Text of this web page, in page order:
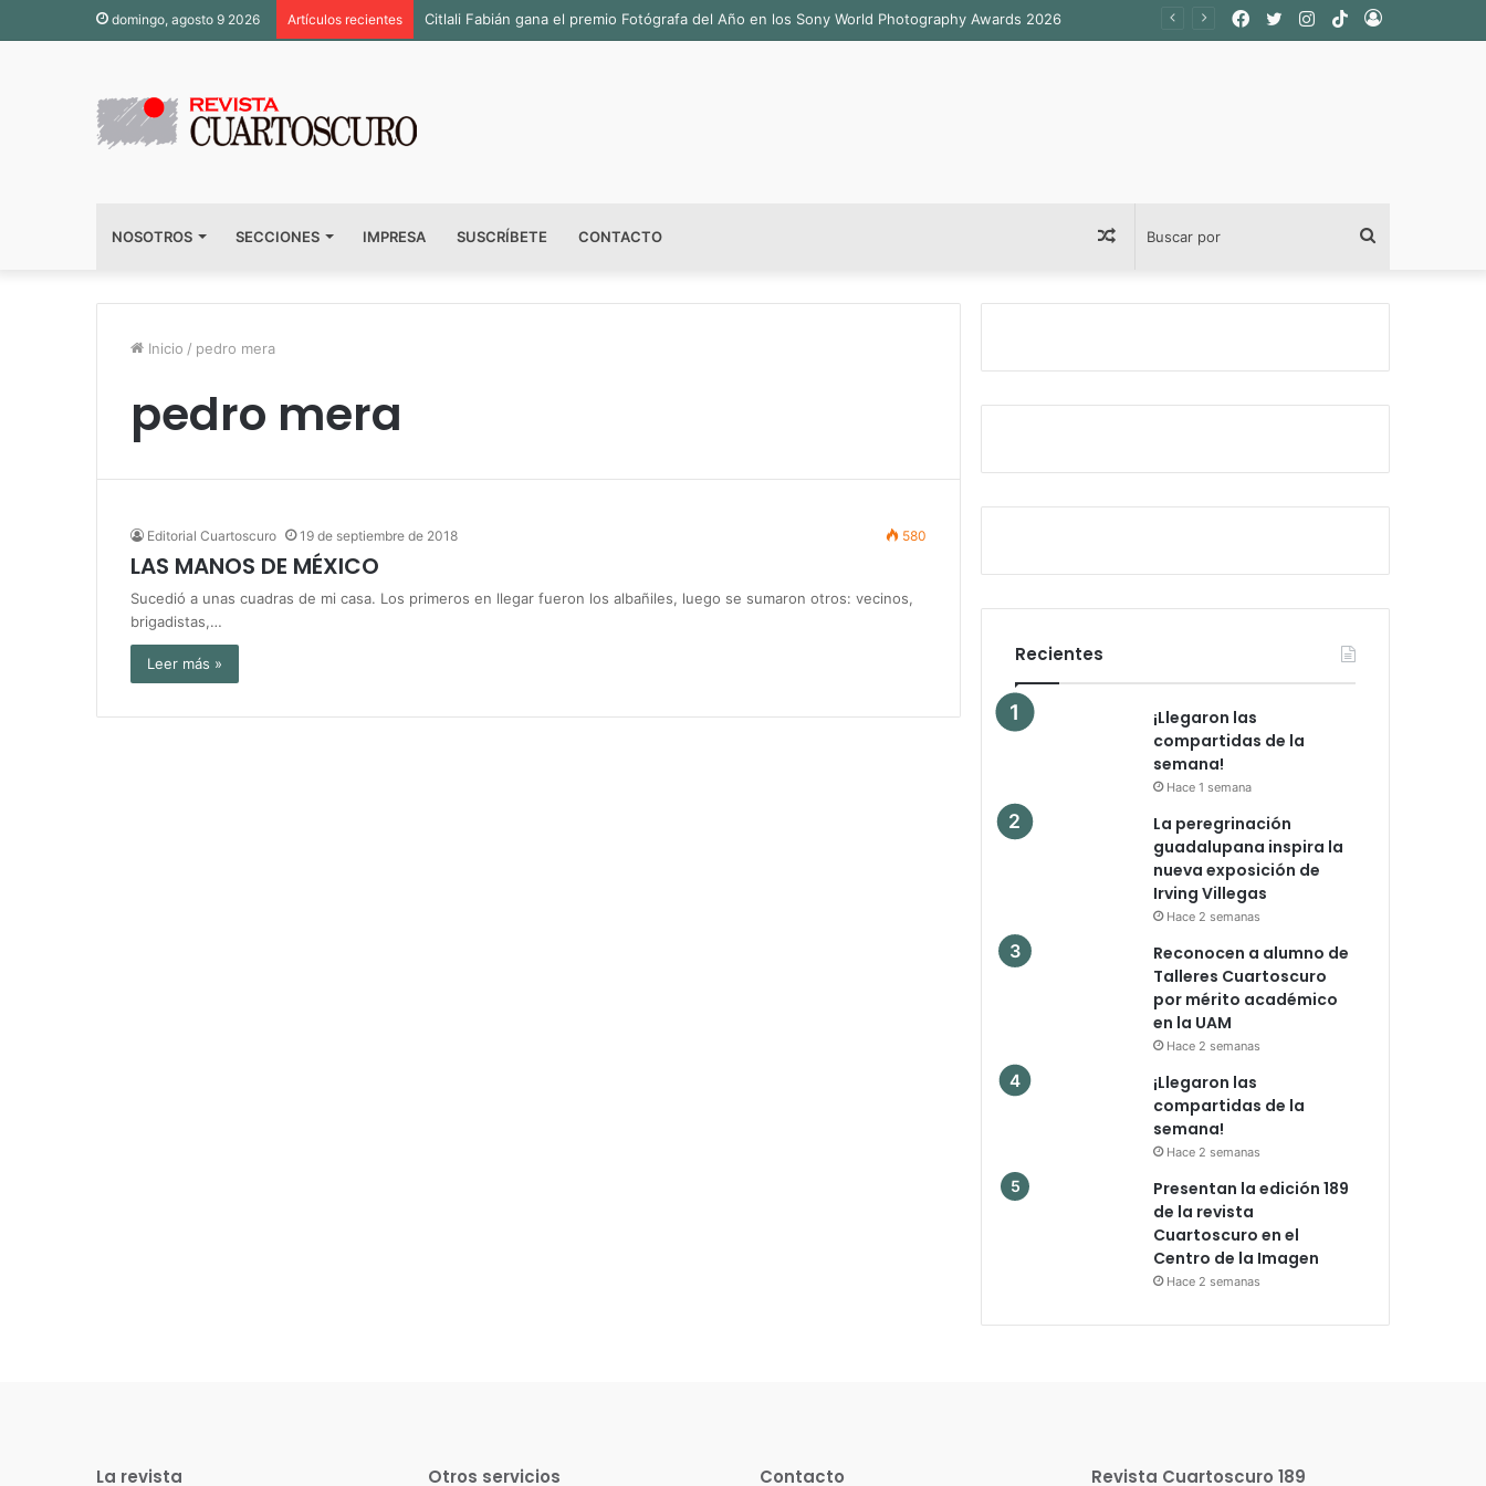
domingo, agosto 9 2026 Artículos recientes Citlali Fabián gana el premio Fotógrafa del Año en los Sony World Photography Awards 2026 Acceso
TikTok
Instagram
Twitter
Facebook
NOSOTROS SECCIONES IMPRESA SUSCRÍBETE CONTACTO
por
Publicación
al
azar
Inicio / pedro mera
pedro mera
Editorial Cuartoscuro 19 de septiembre de 2018 580
LAS MANOS DE MÉXICO
Sucedió a unas cuadras de mi casa. Los primeros en llegar fueron los albañiles, luego se sumaron otros: vecinos,
brigadistas,…
Leer más » Recientes
¡Llegaron las
compartidas de la
semana!
Hace 1 semana
La peregrinación
guadalupana inspira la
nueva exposición de
Irving Villegas
Hace 2 semanas
Reconocen a alumno de
Talleres Cuartoscuro
por mérito académico
en la UAM
Hace 2 semanas
¡Llegaron las
compartidas de la
semana!
Hace 2 semanas
Presentan la edición 189
de la revista
Cuartoscuro en el
Centro de la Imagen
Hace 2 semanas
La revista Otros servicios Contacto Revista Cuartoscuro 189